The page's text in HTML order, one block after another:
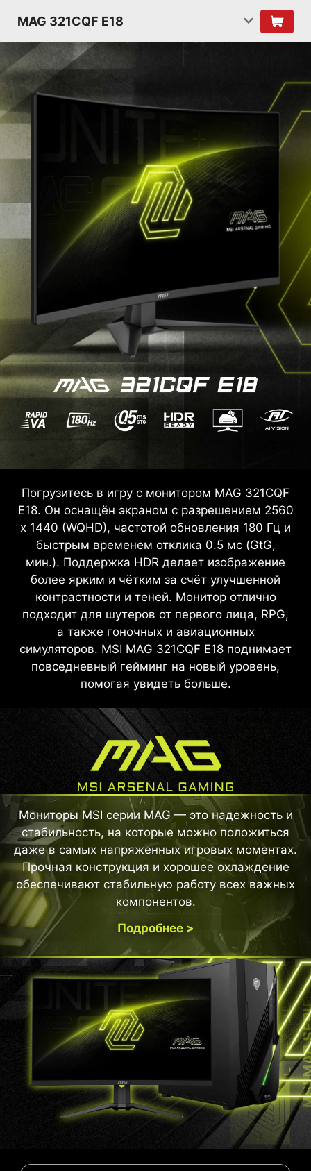
MAG 321CQF E18
Погрузитесь в игру с монитором MAG 321CQF
E18. Он оснащён экраном с разрешением 2560
x 1440 (WQHD), частотой обновления 180 Гц и
быстрым временем отклика 0.5 мс (GtG,
мин.). Поддержка HDR делает изображение
более ярким и чётким за счёт улучшенной
контрастности и теней. Монитор отлично
подходит для шутеров от первого лица, RPG,
а также гоночных и авиационных
симуляторов. MSI MAG 321CQF E18 поднимает
повседневный гейминг на новый уровень,
помогая увидеть больше.
Мониторы MSI серии MAG — это надежность и
стабильность, на которые можно положиться
даже в самых напряженных игровых моментах.
Прочная конструкция и хорошее охлаждение
обеспечивают стабильную работу всех важных
компонентов.
Подробнее >